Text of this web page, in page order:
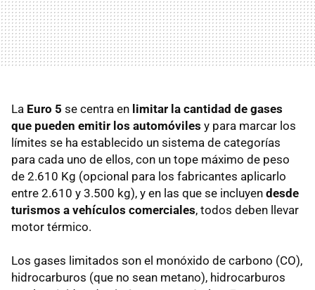
La Euro 5 se centra en limitar la cantidad de gases
que pueden emitir los automóviles y para marcar los
límites se ha establecido un sistema de categorías
para cada uno de ellos, con un tope máximo de peso
de 2.610 Kg (opcional para los fabricantes aplicarlo
entre 2.610 y 3.500 kg), y en las que se incluyen desde
turismos a vehículos comerciales, todos deben llevar
motor térmico.
Los gases limitados son el monóxido de carbono (CO),
hidrocarburos (que no sean metano), hidrocarburos